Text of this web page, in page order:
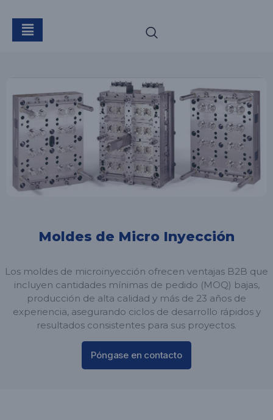
Moldes de Micro Inyección
Los moldes de microinyección ofrecen ventajas B2B que
incluyen cantidades mínimas de pedido (MOQ) bajas,
producción de alta calidad y más de 23 años de
experiencia, asegurando ciclos de desarrollo rápidos y
resultados consistentes para sus proyectos.
Póngase en contacto